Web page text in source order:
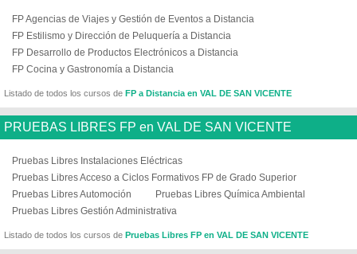
FP Agencias de Viajes y Gestión de Eventos a Distancia
FP Estilismo y Dirección de Peluquería a Distancia
FP Desarrollo de Productos Electrónicos a Distancia
FP Cocina y Gastronomía a Distancia
Listado de todos los cursos de FP a Distancia en VAL DE SAN VICENTE
PRUEBAS LIBRES FP en VAL DE SAN VICENTE
Pruebas Libres Instalaciones Eléctricas
Pruebas Libres Acceso a Ciclos Formativos FP de Grado Superior
Pruebas Libres Automoción
Pruebas Libres Química Ambiental
Pruebas Libres Gestión Administrativa
Listado de todos los cursos de Pruebas Libres FP en VAL DE SAN VICENTE